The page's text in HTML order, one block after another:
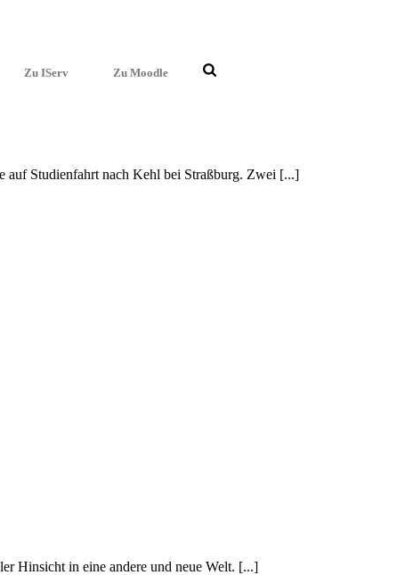
Zu IServ Zu Moodle
auf Studi­en­fahrt nach Kehl bei Straß­burg. Zwei [...]
Hinsicht in eine andere und neue Welt. [...]